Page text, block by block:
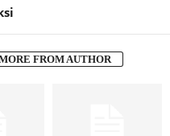
FROM AUTHOR